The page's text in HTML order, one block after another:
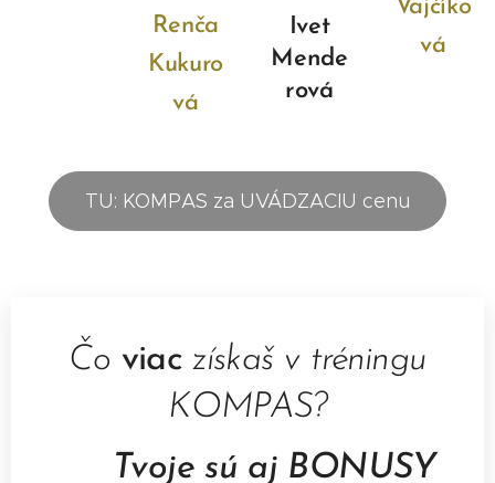
Renča
Kukuro
vá
Ivet
Mende
rová
Vajčíko
vá
TU: KOMPAS za UVÁDZACIU cenu
Čo viac získaš v tréningu
KOMPAS?
Tvoje sú aj BONUSY
Odkladáš veci
potom zase
Bojíš sa
videá a máš
z breptov?
posilnenie
zámeru ti